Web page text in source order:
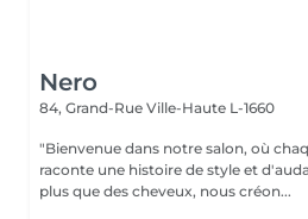
Nero
84, Grand-Rue Ville-Haute L-1660
"Bienvenue dans notre salon, où
raconte une histoire de style et
plus que des cheveux, nous créon...